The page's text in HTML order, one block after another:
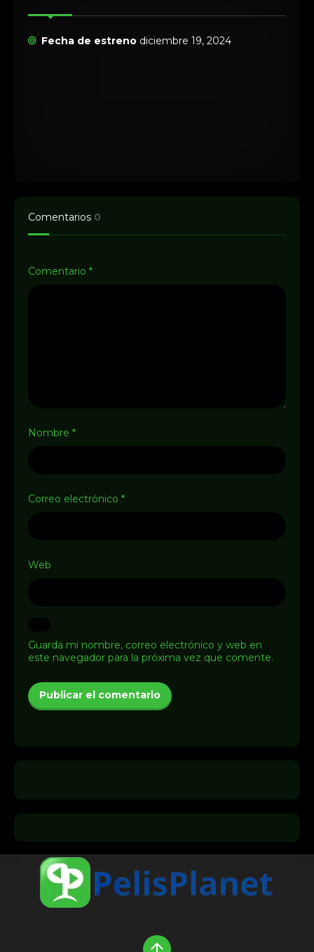
Fecha de estreno diciembre 19, 2024
Comentarios 0
Comentario *
Nombre *
Correo electrónico *
Web
Guarda mi nombre, correo electrónico y web en
este navegador para la próxima vez que comente.